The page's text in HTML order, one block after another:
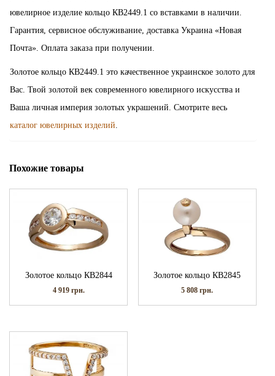
ювелирное изделие кольцо КВ2449.1 со вставками в наличии.
Гарантия, сервисное обслуживание, доставка Украина «Новая
Почта». Оплата заказа при получении.
Золотое кольцо КВ2449.1 это качественное украинское золото для
Вас. Твой золотой век современного ювелирного искусства и
Ваша личная империя золотых украшений. Смотрите весь
каталог ювелирных изделий
Похожие товары
Золотое кольцо КВ2844
4 919 грн.
Золотое кольцо КВ2845
5 808грн.